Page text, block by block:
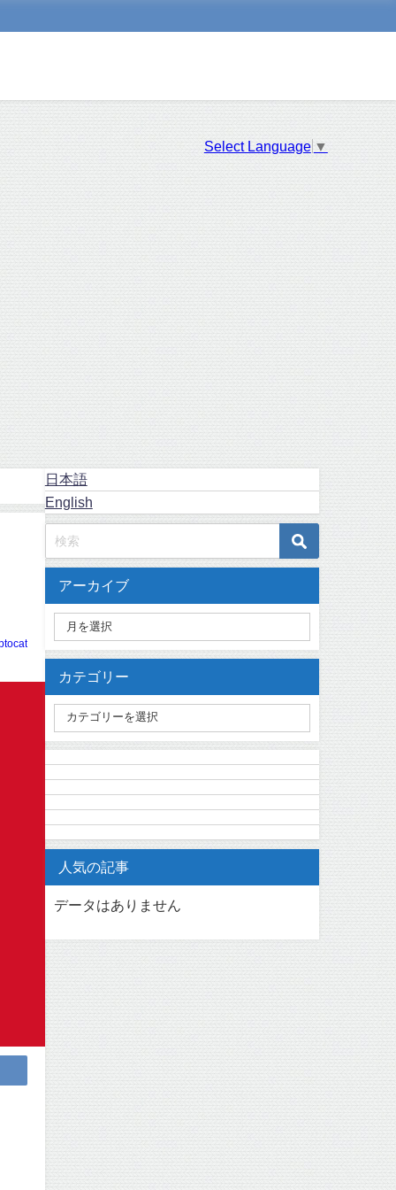
Select Language ▼
日本語
English
アーカイブ
カテゴリー
人気の記事
データはありません